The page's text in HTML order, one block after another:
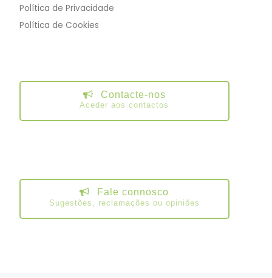
Política de Privacidade
Política de Cookies
Contacte-nos
Aceder aos contactos
Fale connosco
Sugestões, reclamações ou opiniões